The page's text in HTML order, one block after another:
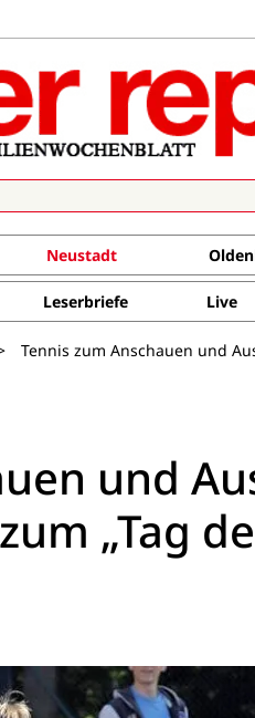
Neustadt
Leserbriefe Live
Tennis zum Anschauen und
und
„Tag